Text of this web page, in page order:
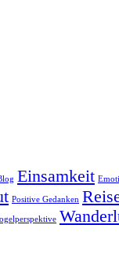
Einsamkeit
Positive Gedanken